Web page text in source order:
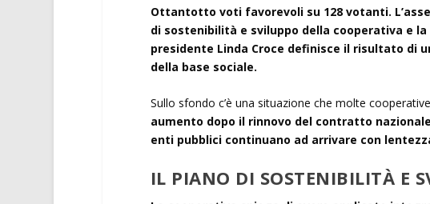
Ottantotto voti favorevoli su 128 votanti.
di sostenibilità e sviluppo della cooperativa e
presidente Linda Croce definisce il risultato di
della base sociale.
Sullo sfondo c’è una situazione che molte
aumento dopo il rinnovo del contratto
enti pubblici continuano ad arrivare con
IL PIANO DI SOSTENIBILITÀ E